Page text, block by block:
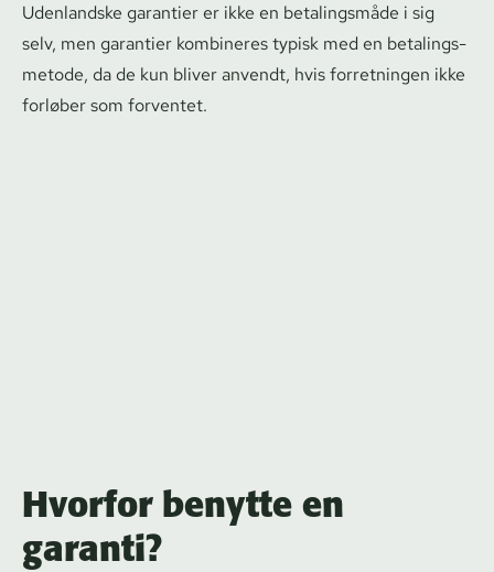
Udenlandske garantier er ikke en betalingsmåde i sig
selv, men garantier kombineres typisk med en be­ta­lings­
me­to­de, da de kun bliver anvendt, hvis forretningen ikke
forløber som forventet.
Hvorfor benytte en
garanti?